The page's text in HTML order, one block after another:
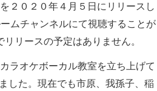
２０２０年４月５日にリリースし
ムチャンネルにて視聴することが
リースの予定はありません。
ラオケボーカル教室を立ち上げて
した。現在でも市原、我孫子、稲